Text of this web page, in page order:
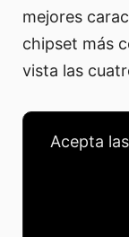
mejores
chipset más
vista las
Acepta